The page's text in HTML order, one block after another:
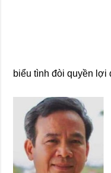
biểu tình đòi quyền lợi